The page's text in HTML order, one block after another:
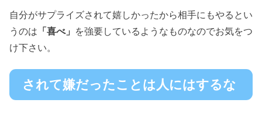
自分がサプライズされて嬉しかったから相手にもやるとい
うのは 「喜べ」
を強要しているようなものなのでお気をつ
け下さい。
されて嫌だったことは人にはするな